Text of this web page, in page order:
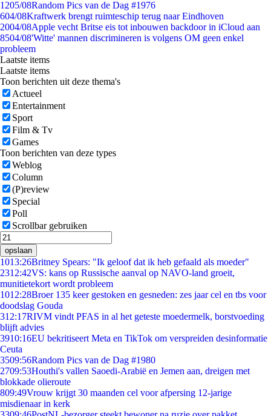
1205/08Random Pics van de Dag #1976
604/08Kraftwerk brengt ruimteschip terug naar Eindhoven
2004/08Apple vecht Britse eis tot inbouwen backdoor in iCloud aan
8504/08'Witte' mannen discrimineren is volgens OM geen enkel
probleem
Laatste items
Laatste items
Toon berichten uit deze thema's
Actueel
Entertainment
Sport
Film & Tv
Games
Toon berichten van deze types
Weblog
Column
(P)review
Special
Poll
Scrollbar gebruiken
opslaan
1013:26Britney Spears: "Ik geloof dat ik heb gefaald als moeder"
2312:42VS: kans op Russische aanval op NAVO-land groeit,
munitietekort wordt probleem
1012:28Broer 135 keer gestoken en gesneden: zes jaar cel en tbs voor
doodslag Gouda
312:17RIVM vindt PFAS in al het geteste moedermelk, borstvoeding
blijft advies
3910:16EU bekritiseert Meta en TikTok om verspreiden desinformatie
Ceuta
3509:56Random Pics van de Dag #1980
2709:53Houthi's vallen Saoedi-Arabië en Jemen aan, dreigen met
blokkade olieroute
809:49Vrouw krijgt 30 maanden cel voor afpersing 12-jarige
misdienaar in kerk